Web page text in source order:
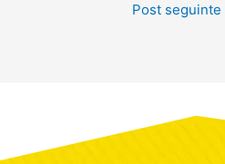
Post seguinte